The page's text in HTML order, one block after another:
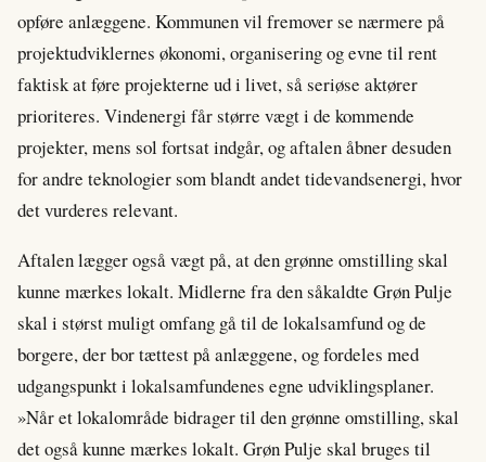
opføre anlæggene. Kommunen vil fremover se nærmere på
projektudviklernes økonomi, organisering og evne til rent
faktisk at føre projekterne ud i livet, så seriøse aktører
prioriteres. Vindenergi får større vægt i de kommende
projekter, mens sol fortsat indgår, og aftalen åbner desuden
for andre teknologier som blandt andet tidevandsenergi, hvor
det vurderes relevant.
Aftalen lægger også vægt på, at den grønne omstilling skal
kunne mærkes lokalt. Midlerne fra den såkaldte Grøn Pulje
skal i størst muligt omfang gå til de lokalsamfund og de
borgere, der bor tættest på anlæggene, og fordeles med
udgangspunkt i lokalsamfundenes egne udviklingsplaner.
»Når et lokalområde bidrager til den grønne omstilling, skal
det også kunne mærkes lokalt. Grøn Pulje skal bruges til